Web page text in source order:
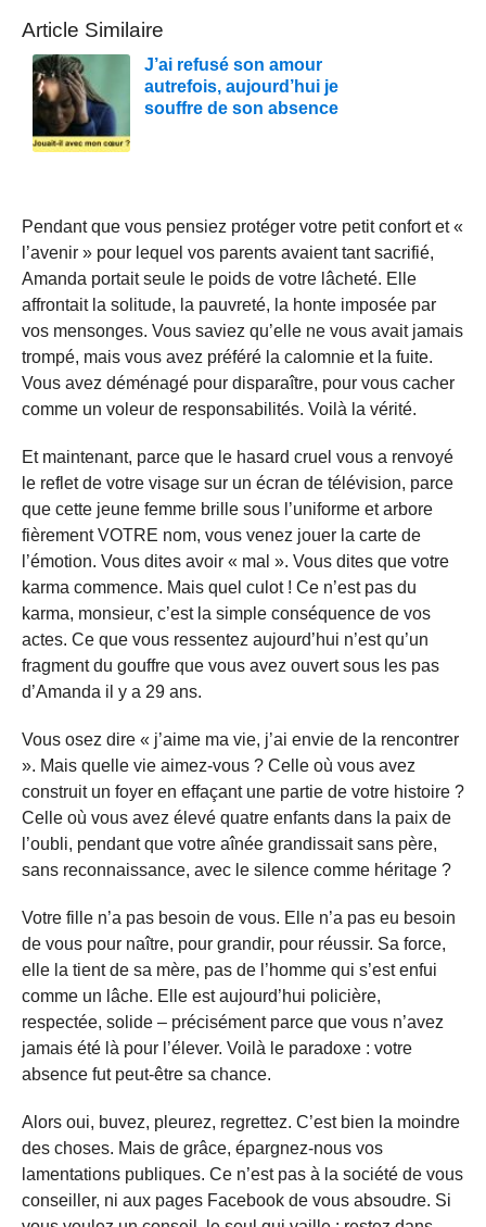
Article Similaire
J’ai refusé son amour
autrefois, aujourd’hui je
souffre de son absence
Pendant que vous pensiez protéger votre petit confort et «
l’avenir » pour lequel vos parents avaient tant sacrifié,
Amanda portait seule le poids de votre lâcheté. Elle
affrontait la solitude, la pauvreté, la honte imposée par
vos mensonges. Vous saviez qu’elle ne vous avait jamais
trompé, mais vous avez préféré la calomnie et la fuite.
Vous avez déménagé pour disparaître, pour vous cacher
comme un voleur de responsabilités. Voilà la vérité.
Et maintenant, parce que le hasard cruel vous a renvoyé
le reflet de votre visage sur un écran de télévision, parce
que cette jeune femme brille sous l’uniforme et arbore
fièrement VOTRE nom, vous venez jouer la carte de
l’émotion. Vous dites avoir « mal ». Vous dites que votre
karma commence. Mais quel culot ! Ce n’est pas du
karma, monsieur, c’est la simple conséquence de vos
actes. Ce que vous ressentez aujourd’hui n’est qu’un
fragment du gouffre que vous avez ouvert sous les pas
d’Amanda il y a 29 ans.
Vous osez dire « j’aime ma vie, j’ai envie de la rencontrer
». Mais quelle vie aimez-vous ? Celle où vous avez
construit un foyer en effaçant une partie de votre histoire ?
Celle où vous avez élevé quatre enfants dans la paix de
l’oubli, pendant que votre aînée grandissait sans père,
sans reconnaissance, avec le silence comme héritage ?
Votre fille n’a pas besoin de vous. Elle n’a pas eu besoin
de vous pour naître, pour grandir, pour réussir. Sa force,
elle la tient de sa mère, pas de l’homme qui s’est enfui
comme un lâche. Elle est aujourd’hui policière,
respectée, solide – précisément parce que vous n’avez
jamais été là pour l’élever. Voilà le paradoxe : votre
absence fut peut-être sa chance.
Alors oui, buvez, pleurez, regrettez. C’est bien la moindre
des choses. Mais de grâce, épargnez-nous vos
lamentations publiques. Ce n’est pas à la société de vous
conseiller, ni aux pages Facebook de vous absoudre. Si